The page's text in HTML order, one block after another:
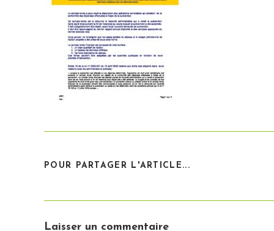
POUR PARTAGER L'ARTICLE...PARTAGER
Laisser un commentaire